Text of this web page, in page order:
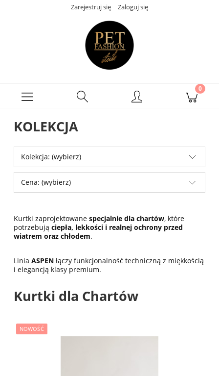
Zarejestruj się Zaloguj się
KOLEKCJA
Kolekcja: (wybierz)
Cena: (wybierz)
Kurtki zaprojektowane specjalnie dla chartów, które
potrzebują ciepła, lekkości i realnej ochrony przed
wiatrem oraz chłodem.
Linia ASPEN łączy funkcjonalność techniczną z miękkością
i elegancją klasy premium.
Kurtki dla Chartów
NOWOŚĆ